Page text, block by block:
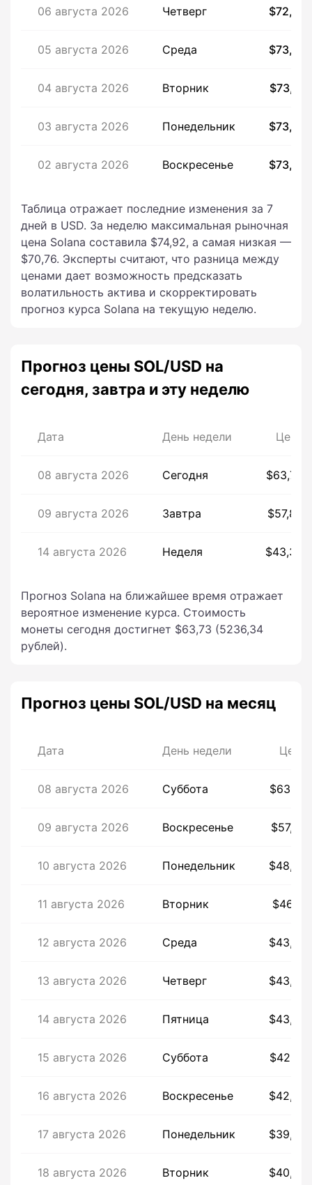
06 августа 2026 Четверг $72,50
05 августа 2026 Среда $73,98
04 августа 2026 Вторник $73,73
03 августа 2026 Понедельник $73,44
02 августа 2026 Воскресенье $73,45
Таблица отражает последние изменения за 7
дней в USD. За неделю максимальная рыночная
цена Solana составила $74,92, а самая низкая —
$70,76. Эксперты считают, что разница между
ценами дает возможность предсказать
волатильность актива и скорректировать
прогноз курса Solana на текущую неделю.
Прогноз цены SOL/USD на
сегодня, завтра и эту неделю
Дата День недели Цена
08 августа 2026 Сегодня $63,73
09 августа 2026 Завтра $57,89
14 августа 2026 Неделя $43,38
Прогноз Solana на ближайшее время отражает
вероятное изменение курса. Стоимость
монеты сегодня достигнет $63,73 (5236,34
рублей).
Прогноз цены SOL/USD на месяц
Дата День недели Цена
08 августа 2026 Суббота $63,73
09 августа 2026 Воскресенье $57,89
10 августа 2026 Понедельник $48,84
11 августа 2026 Вторник $46,71
12 августа 2026 Среда $43,06
13 августа 2026 Четверг $43,00
14 августа 2026 Пятница $43,38
15 августа 2026 Суббота $42,75
16 августа 2026 Воскресенье $42,82
17 августа 2026 Понедельник $39,68
18 августа 2026 Вторник $40,63